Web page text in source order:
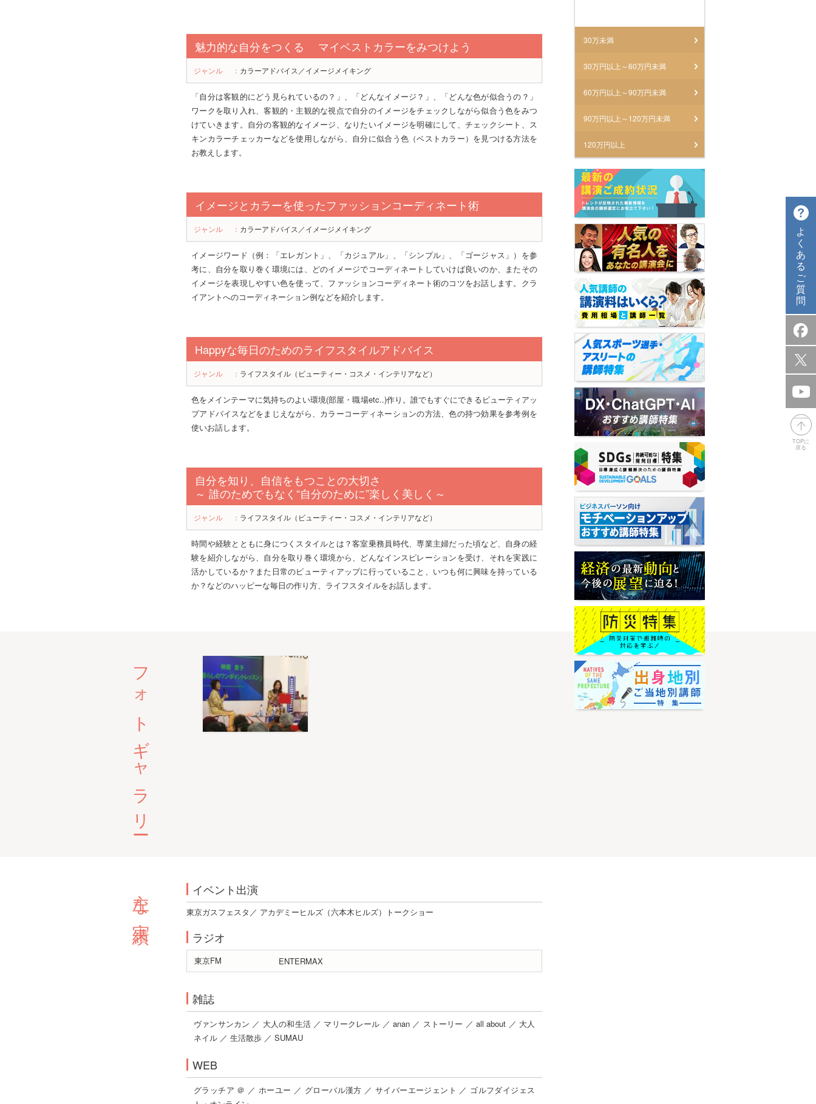
30万未満
30万円以上～60万円未満
60万円以上～90万円未満
90万円以上～120万円未満
120万円以上
魅力的な自分をつくる マイベストカラーをみつけよう
ジャンル ： カラーアドバイス／イメージメイキング
「自分は客観的にどう見られているの？」、「どんなイメージ？」、「どんな色が似合うの？」
ワークを取り入れ、客観的・主観的な視点で自分のイメージをチェックしながら似合う色をみつ
けていきます。自分の客観的なイメージ、なりたいイメージを明確にして、チェックシート、ス
キンカラーチェッカーなどを使用しながら、自分に似合う色（ベストカラー）を見つける方法を
お教えします。
イメージとカラーを使ったファッションコーディネート術
ジャンル ： カラーアドバイス／イメージメイキング
イメージワード（例：「エレガント」、「カジュアル」、「シンプル」、「ゴージャス」）を参
考に、自分を取り巻く環境には、どのイメージでコーディネートしていけば良いのか、またその
イメージを表現しやすい色を使って、ファッションコーディネート術のコツをお話します。クラ
イアントへのコーディネーション例などを紹介します。
Happyな毎日のためのライフスタイルアドバイス
ジャンル ： ライフスタイル（ビューティー・コスメ・インテリアなど）
色をメインテーマに気持ちのよい環境(部屋・職場etc..)作り。誰でもすぐにできるビューティアッ
プアドバイスなどをまじえながら、カラーコーディネーションの方法、色の持つ効果を参考例を
使いお話します。
自分を知り、自信をもつことの大切さ
～ 誰のためでもなく“自分のために”楽しく美しく～
ジャンル ： ライフスタイル（ビューティー・コスメ・インテリアなど）
時間や経験とともに身につくスタイルとは？客室乗務員時代、専業主婦だった頃など、自身の経
験を紹介しながら、自分を取り巻く環境から、どんなインスピレーションを受け、それを実践に
活かしているか？また日常のビューティアップに行っていること、いつも何に興味を持っている
か？などのハッピーな毎日の作り方、ライフスタイルをお話します。
フォトギャラリー
主な実績 イベント出演
東京ガスフェスタ ／ アカデミーヒルズ（六本木ヒルズ）トークショー
ラジオ
東京FM ENTERMAX
雑誌
ヴァンサンカン ／ 大人の和生活 ／ マリークレール ／ anan ／ ストーリー ／ all about ／ 大人
ネイル ／ 生活散歩 ／ SUMAU
WEB
グラッチア ＠ ／ ホーユー ／ グローバル漢方 ／ サイバーエージェント ／ ゴルフダイジェス
よ
く
あ
る
ご
質
問
TOPに
戻る